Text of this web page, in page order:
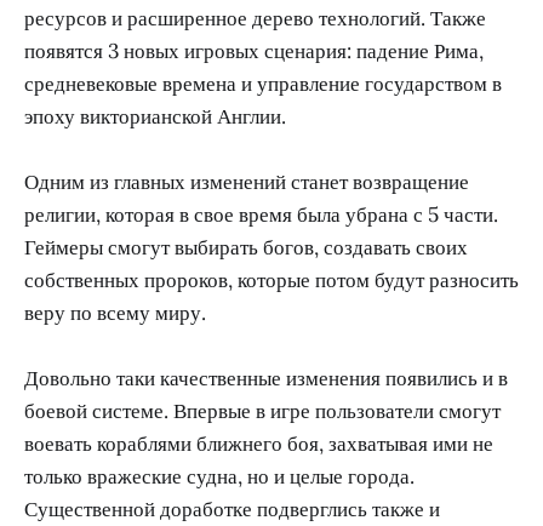
ресурсов и расширенное дерево технологий. Также
появятся 3 новых игровых сценария: падение Рима,
средневековые времена и управление государством в
эпоху викторианской Англии.
Одним из главных изменений станет возвращение
религии, которая в свое время была убрана с 5 части.
Геймеры смогут выбирать богов, создавать своих
собственных пророков, которые потом будут разносить
веру по всему миру.
Довольно таки качественные изменения появились и в
боевой системе. Впервые в игре пользователи смогут
воевать кораблями ближнего боя, захватывая ими не
только вражеские судна, но и целые города.
Существенной доработке подверглись также и